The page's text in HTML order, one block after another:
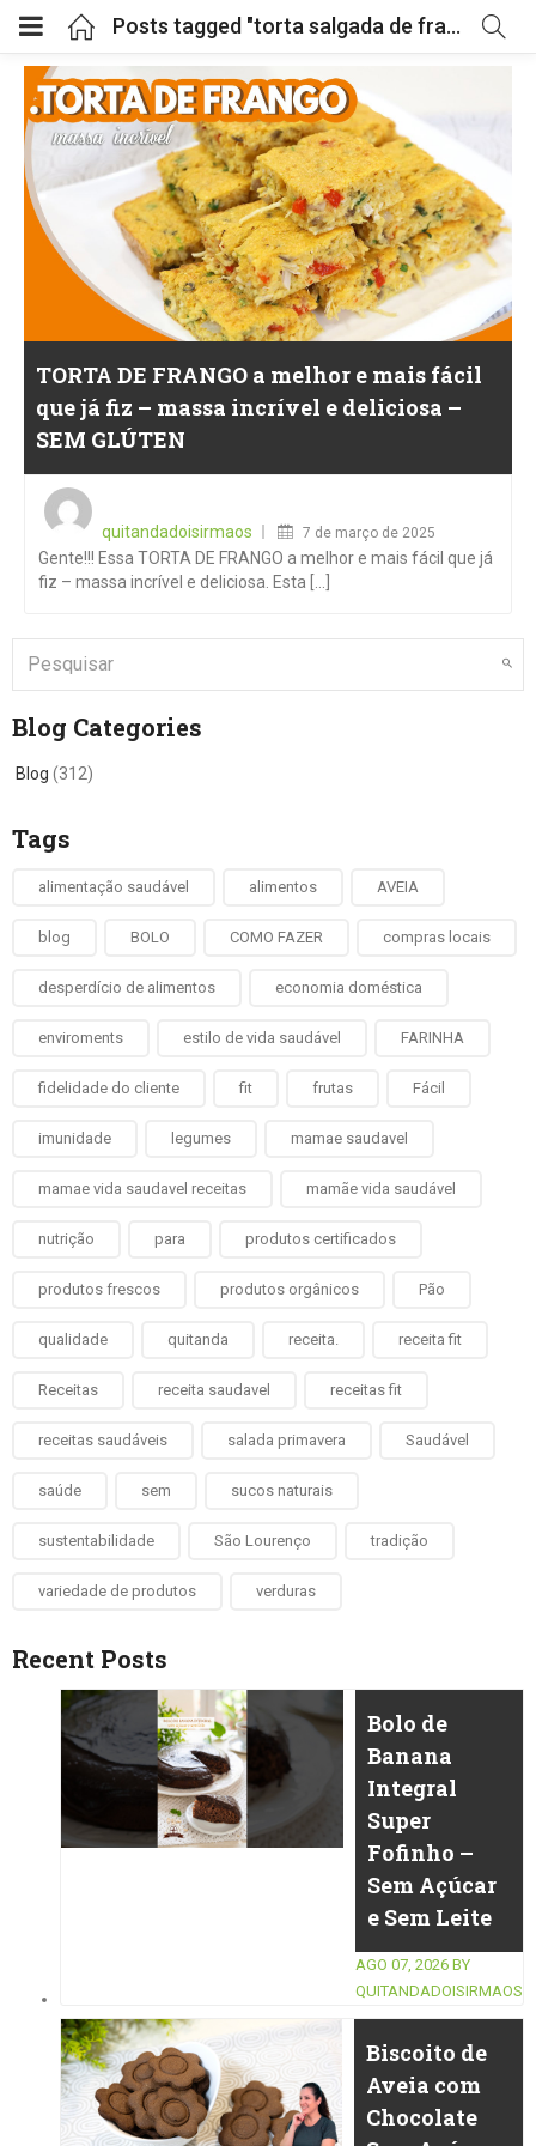
Posts tagged "torta salgada de frango"
TORTA DE FRANGO a melhor e mais fácil
que já fiz – massa incrível e deliciosa –
SEM GLÚTEN
quitandadoisirmaos
7 de março de 2025
Gente!!! Essa TORTA DE FRANGO a melhor e mais fácil que já
fiz – massa incrível e deliciosa. Esta [...]
Blog Categories
Blog (312)
Tags
alimentação saudável alimentos AVEIA
blog BOLO COMO FAZER compras locais
desperdício de alimentos economia doméstica
enviroments estilo de vida saudável FARINHA
fidelidade do cliente fit frutas Fácil
imunidade legumes mamae saudavel
mamae vida saudavel receitas mamãe vida saudável
nutrição para produtos certificados
produtos frescos produtos orgânicos Pão
qualidade quitanda receita. receita fit
Receitas receita saudavel receitas fit
receitas saudáveis salada primavera Saudável
saúde sem sucos naturais
sustentabilidade São Lourenço tradição
variedade de produtos verduras
Recent Posts
Bolo de
Banana
Integral
Super
Fofinho –
Sem Açúcar
e Sem Leite
AGO 07, 2026 BY
QUITANDADOISIRMAOS
Biscoito de
Aveia com
Chocolate